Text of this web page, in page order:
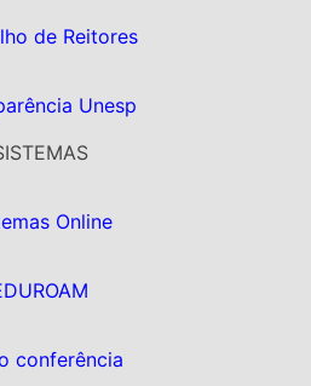
de Reitores
Unesp
Online
conferência